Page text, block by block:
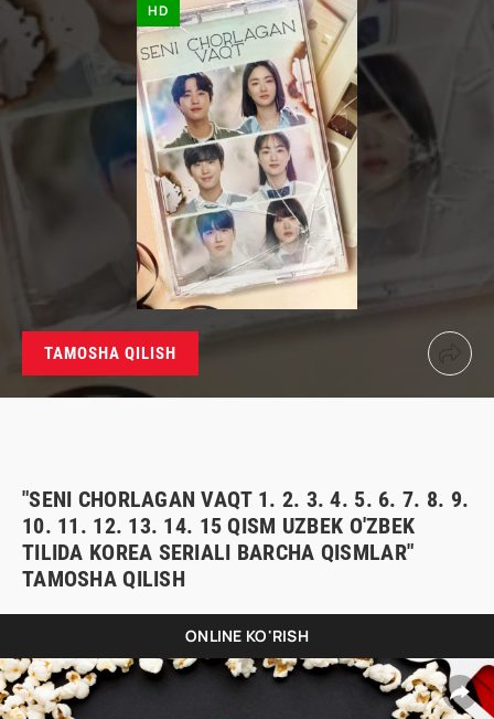
HD
TAMOSHA QILISH
"SENI CHORLAGAN VAQT 1. 2. 3. 4. 5. 6. 7. 8. 9.
10. 11. 12. 13. 14. 15 QISM UZBEK O'ZBEK
TILIDA KOREA SERIALI BARCHA QISMLAR"
TAMOSHA QILISH
ONLINE KO'RISH